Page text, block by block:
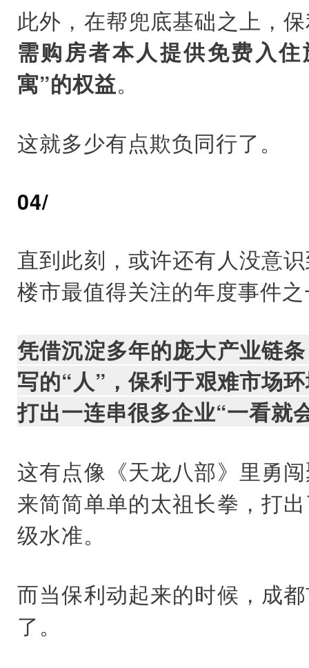
此外，在帮兜底基础之上，
需购房者本人提供免费入
寓”的权益。
这就多少有点欺负同行了。
04/
直到此刻，或许还有人没意
楼市最值得关注的年度事件
凭借沉淀多年的庞大产业链
写的“人”，保利于艰难市场
打出一连串很多企业“一看就
这有点像《天龙八部》里勇
来简简单单的太祖长拳，打
级水准。
而当保利动起来的时候，成
了。